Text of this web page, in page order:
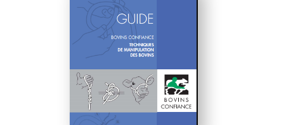
by VETBOOKSTORE